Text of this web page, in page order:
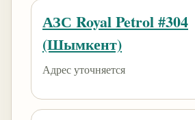
АЗС Royal Petrol #304
(Шымкент)
Адрес уточняется